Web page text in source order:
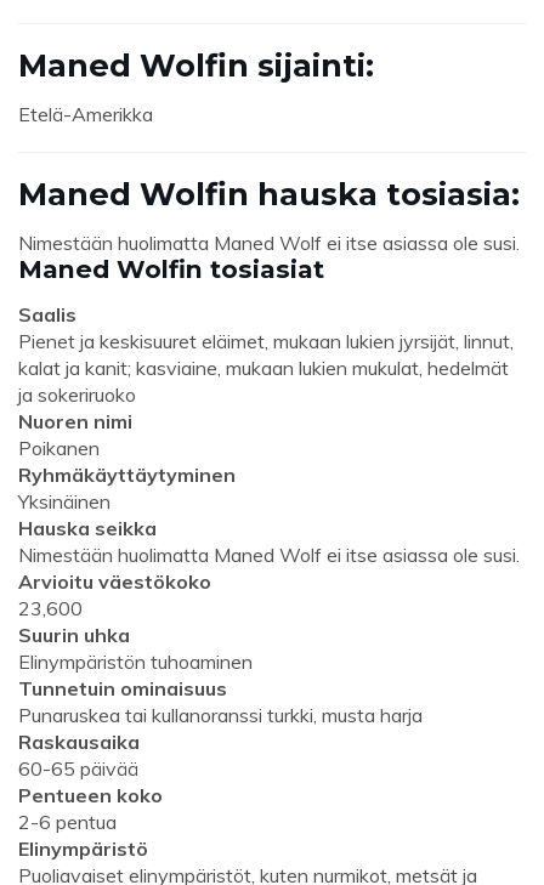
Maned Wolfin sijainti:
Etelä-Amerikka
Maned Wolfin hauska tosiasia:
Nimestään huolimatta Maned Wolf ei itse asiassa ole susi.
Maned Wolfin tosiasiat
Saalis
Pienet ja keskisuuret eläimet, mukaan lukien jyrsijät, linnut,
kalat ja kanit; kasviaine, mukaan lukien mukulat, hedelmät
ja sokeriruoko
Nuoren nimi
Poikanen
Ryhmäkäyttäytyminen
Yksinäinen
Hauska seikka
Nimestään huolimatta Maned Wolf ei itse asiassa ole susi.
Arvioitu väestökoko
23,600
Suurin uhka
Elinympäristön tuhoaminen
Tunnetuin ominaisuus
Punaruskea tai kullanoranssi turkki, musta harja
Raskausaika
60-65 päivää
Pentueen koko
2-6 pentua
Elinympäristö
Puoliavaiset elinympäristöt, kuten nurmikot, metsät ja